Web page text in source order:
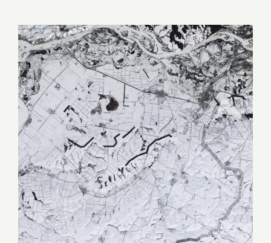
Ingrandisci
immagine